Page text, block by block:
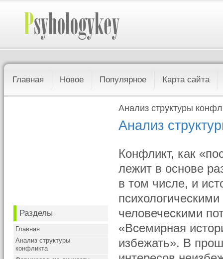
Главная Новое Популярное Карта сайта
Разделы
Главная
Анализ структуры
конфликта
Анализ структуры
Анализ
Конфликт, как
лежит в основе
в том числе, и
человеческими
«Всемирная
избежать». В